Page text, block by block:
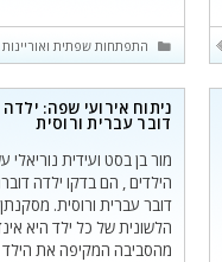
קטגוריות
התפתחות שפתית ואוריינות
ניתוח אירועי שפה:
דובר עברית ורוסית
מור בן בסט ועידית נוריאלי
הילדים , הם בדקו ילדה
דובר עברית ורוסית.
הלשונית של כל ילד היא
מהסביבה המקיפה את הילד